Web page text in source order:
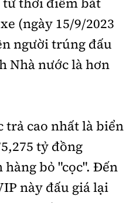
thức nếu không có sự
(ngày 15/9/2023
người trúng đấu
Nhà nước là hơn
trả cao nhất là biển
tỷ đồng
bỏ "cọc". Đến
này đấu giá lại